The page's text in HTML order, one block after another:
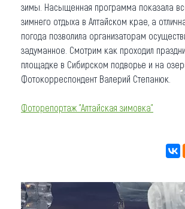
зимы. Насыщенная программа показала
зимнего отдыха в Алтайском крае, а
погода позволила организаторам
задуманное. Смотрим как проходил
площадке в Сибирском подворье и на
Фотокорреспондент Валерий Степанюк.
Фоторепортаж "Алтайская зимовка"